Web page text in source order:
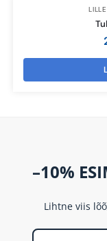
–10%
Lihtne viis